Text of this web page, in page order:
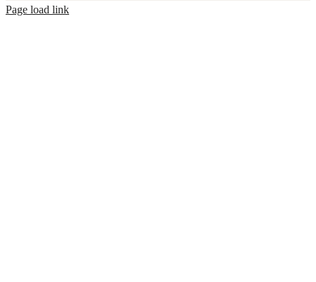
Page load link